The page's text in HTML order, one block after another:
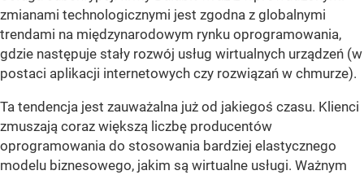
zmianami technologicznymi jest zgodna z globalnymi
trendami na międzynarodowym rynku oprogramowania,
gdzie następuje stały rozwój usług wirtualnych urządzeń (w
postaci aplikacji internetowych czy rozwiązań w chmurze).
Ta tendencja jest zauważalna już od jakiegoś czasu. Klienci
zmuszają coraz większą liczbę producentów
oprogramowania do stosowania bardziej elastycznego
modelu biznesowego, jakim są wirtualne usługi. Ważnym